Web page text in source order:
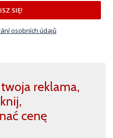
SIĘ!
osobních údajů
reklama,
cenę